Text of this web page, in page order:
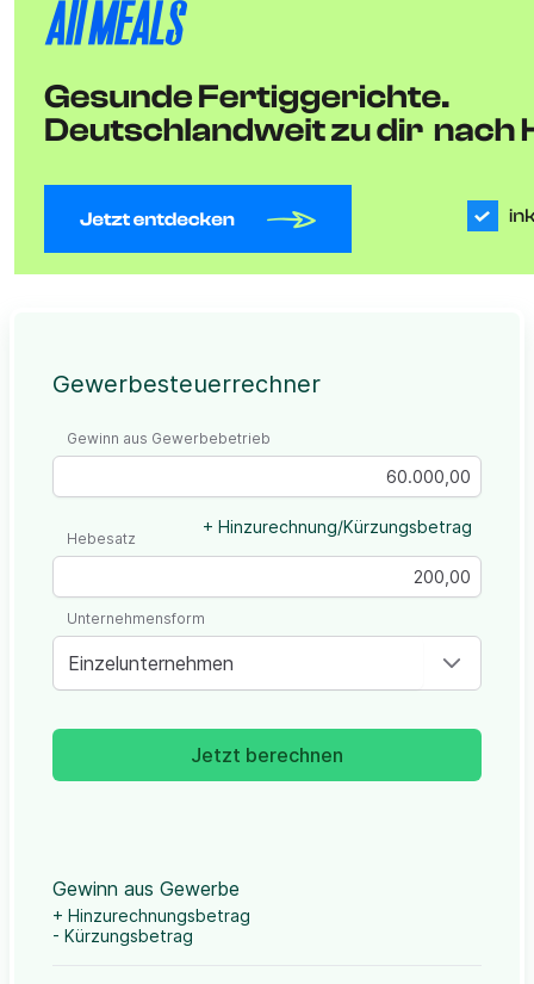
Gewerbesteuerrechner
Gewinn aus Gewerbebetrieb
+ Hinzurechnung/Kürzungsbetrag
Hebesatz
Einzelunternehmen
Unternehmensform
Jetzt berechnen
Gewinn aus Gewerbe
+ Hinzurechnungsbetrag
- Kürzungsbetrag